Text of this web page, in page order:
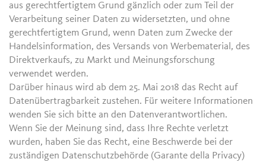
aus gerechtfertigtem Grund gänzlich oder zum Teil der
Verarbeitung seiner Daten zu widersetzten, und ohne
gerechtfertigtem Grund, wenn Daten zum Zwecke der
Handelsinformation, des Versands von Werbematerial, des
Direktverkaufs, zu Markt und Meinungsforschung
verwendet werden.
Darüber hinaus wird ab dem 25. Mai 2018 das Recht auf
Datenübertragbarkeit zustehen. Für weitere Informationen
wenden Sie sich bitte an den Datenverantwortlichen.
Wenn Sie der Meinung sind, dass Ihre Rechte verletzt
wurden, haben Sie das Recht, eine Beschwerde bei der
zuständigen Datenschutzbehörde (Garante della Privacy)